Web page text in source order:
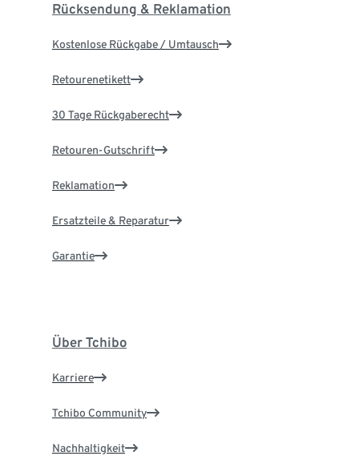
Rücksendung & Reklamation
Kostenlose Rückgabe / Umtausch
Retourenetikett
30 Tage Rückgaberecht
Retouren-Gutschrift
Reklamation
Ersatzteile & Reparatur
Garantie
Über Tchibo
Karriere
Tchibo Community
Nachhaltigkeit